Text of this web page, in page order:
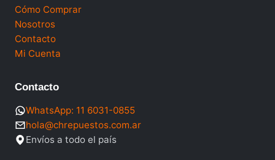
Cómo Comprar
Nosotros
Contacto
Mi Cuenta
Contacto
WhatsApp: 11 6031-0855
hola@chrepuestos.com.ar
Envíos a todo el país